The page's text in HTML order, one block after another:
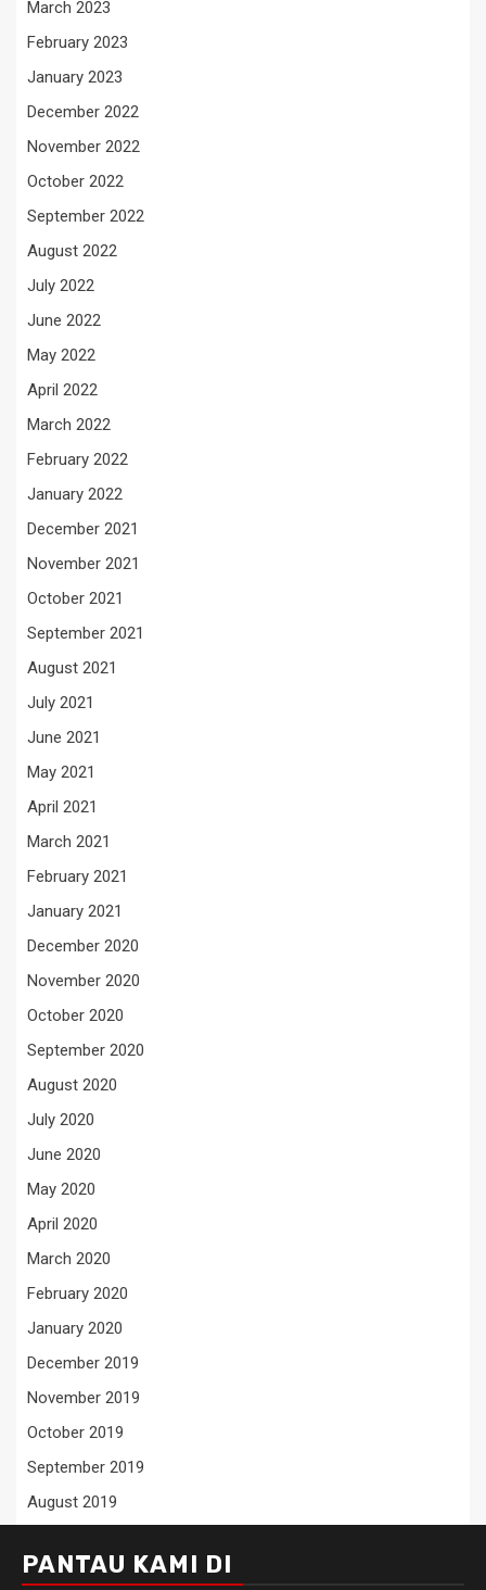
March 2023
February 2023
January 2023
December 2022
November 2022
October 2022
September 2022
August 2022
July 2022
June 2022
May 2022
April 2022
March 2022
February 2022
January 2022
December 2021
November 2021
October 2021
September 2021
August 2021
July 2021
June 2021
May 2021
April 2021
March 2021
February 2021
January 2021
December 2020
November 2020
October 2020
September 2020
August 2020
July 2020
June 2020
May 2020
April 2020
March 2020
February 2020
January 2020
December 2019
November 2019
October 2019
September 2019
August 2019
PANTAU KAMI DI